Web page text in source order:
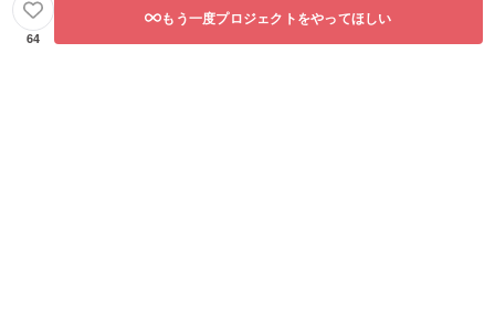
64
もう一度プロジェクトをやってほしい